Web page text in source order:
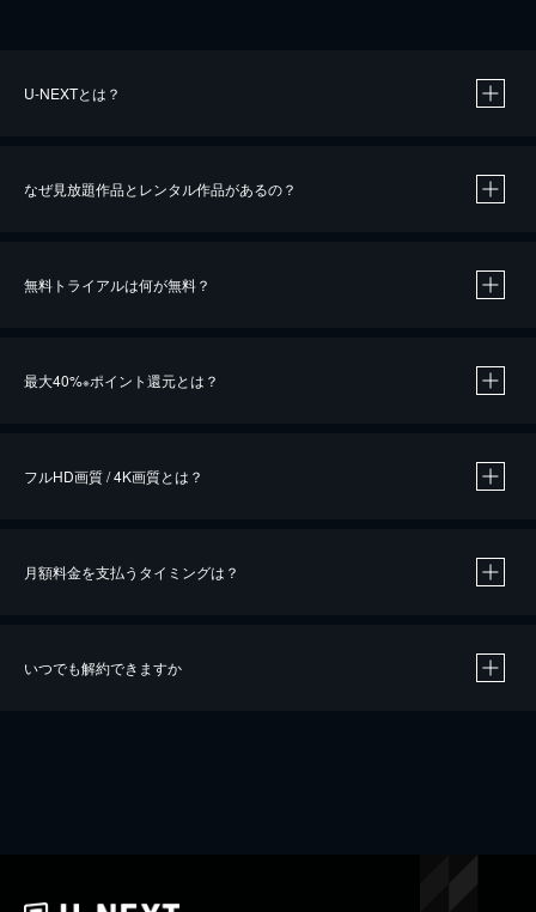
U-NEXTとは？
なぜ見放題作品とレンタル作品があるの？
無料トライアルは何が無料？
最大40%※ポイント還元とは？
※40％ポイント還元の対象は、クレジットカード決済による作品の購入 / レンタルです。
iOSアプリのUコイン決済による作品の購入 / レンタルは、20％のポイント還元です。
フルHD画質 / 4K画質とは？
月額料金を支払うタイミングは？
いつでも解約できますか